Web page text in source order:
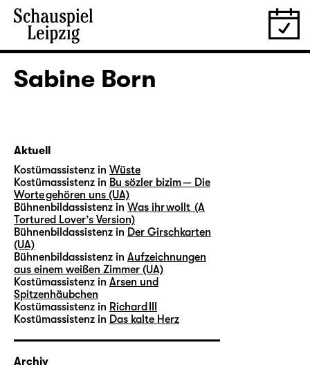
Sabine Born
Aktuell
Kostümassistenz in Wüste
Kostümassistenz in Bu sözler bizim — Die
Worte gehören uns (UA)
Bühnenbildassistenz in Was ihr wollt (A
Tortured Lover’s Version)
Bühnenbildassistenz in Der Girschkarten
(UA)
Bühnenbildassistenz in Aufzeichnungen
aus einem weißen Zimmer (UA)
Kostümassistenz in Arsen und
Spitzenhäubchen
Kostümassistenz in Richard III
Kostümassistenz in Das kalte Herz
Archiv